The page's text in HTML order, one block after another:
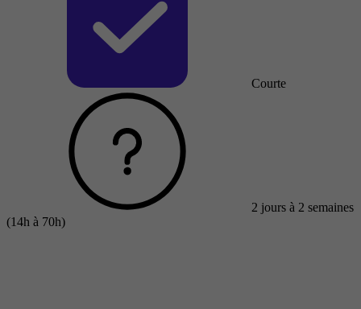
Courte
2 jours à 2 semaines
(14h à 70h)